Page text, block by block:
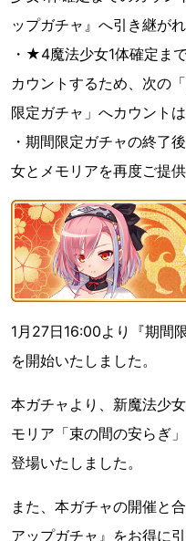
ップガチャ』へ引き継がれ
・★4魔法少女1体確定ま
カウントするため、次の
限定ガチャ」へカウント
・期間限定ガチャの終了
女とメモリアを再度ご提
1月27日16:00より『期間
を開始いたしました。
本ガチャより、新魔法少
モリア「束の間の安らぎ
登場いたしました。
また、本ガチャの開催と
アップガチャ』をお得に